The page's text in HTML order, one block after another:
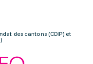
des cantons (CDIP) et